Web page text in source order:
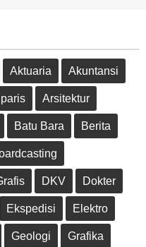
Aktuaria Akuntansi
Arsitektur
Batu Bara Berita
DKV Dokter
Ekspedisi Elektro
Geologi Grafika